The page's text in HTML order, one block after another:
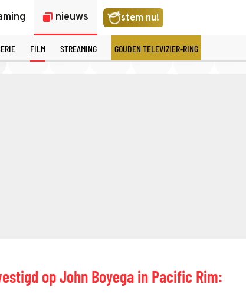
nieuws stem nu!
FILM STREAMING GOUDEN TELEVIZIER-RING
op John Boyega in Pacific Rim: